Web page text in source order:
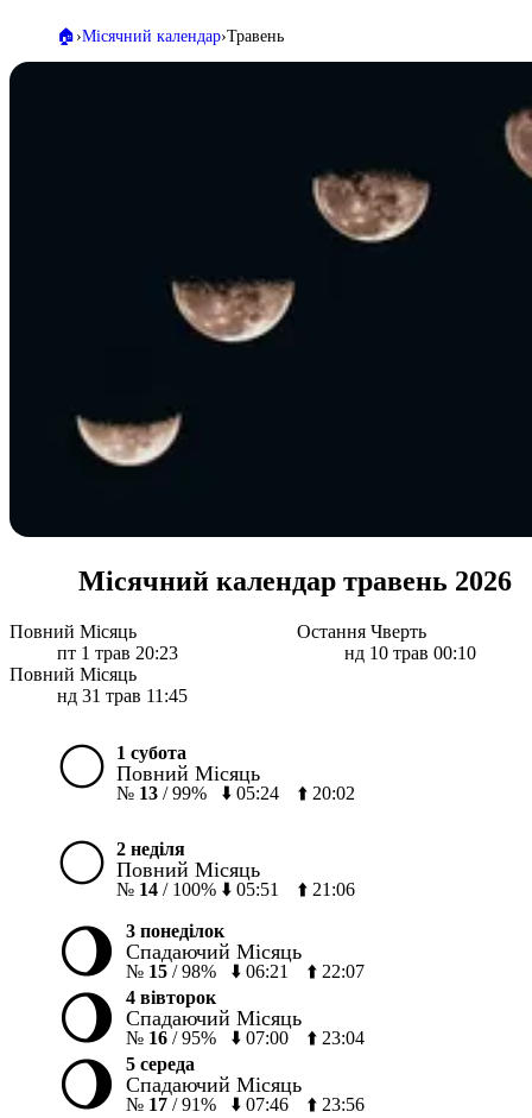
🏠️ Місячний календар Травень
Місячний календар травень 2026
Повний Місяць
пт 1 трав 20:23
Остання Чверть
нд 10 трав 00:10
Повний Місяць
нд 31 трав 11:45
🌕 1 субота
Повний Місяць
№ 13 /99% ⬇️ 05:24 ⬆️ 20:02
🌕 2 неділя
Повний Місяць
№ 14 / 100% ⬇️ 05:51 ⬆️ 21:06
🌖 3 понеділок
Спадаючий Місяць
№ 15 /98% ⬇️ 06:21 ⬆️ 22:07
🌖 4 вівторок
Спадаючий Місяць
№ 16 /95% ⬇️ 07:00 ⬆️ 23:04
🌖 5 середа
Спадаючий Місяць
№ 17 /91% ⬇️ 07:46 ⬆️ 23:56